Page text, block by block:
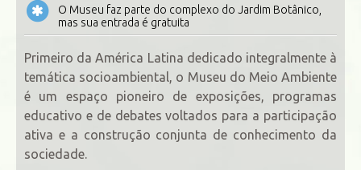
O Museu faz parte do complexo do Jardim Botânico,
mas sua entrada é gratuita
Primeiro da América Latina dedicado integralmente à
temática socioambiental, o Museu do Meio Ambiente
é um espaço pioneiro de exposições, programas
educativo e de debates voltados para a participação
ativa e a construção conjunta de conhecimento da
sociedade.